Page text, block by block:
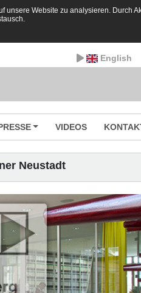
Website zu analysieren. Durch
English
VIDEOS
Neustadt